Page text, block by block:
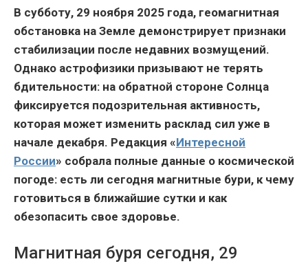
В субботу, 29 ноября 2025 года, геомагнитная
обстановка на Земле демонстрирует признаки
стабилизации после недавних возмущений.
Однако астрофизики призывают не терять
бдительности: на обратной стороне Солнца
фиксируется подозрительная активность,
которая может изменить расклад сил уже в
начале декабря. Редакция «Интересной
России» собрала полные данные о космической
погоде: есть ли сегодня магнитные бури, к чему
готовиться в ближайшие сутки и как
обезопасить свое здоровье.
Магнитная буря сегодня, 29